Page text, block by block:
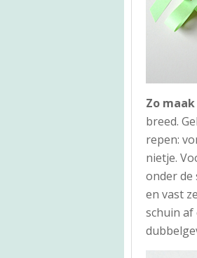
Zo
breed.
repen:
nietje.
onder de
en vast
schuin af